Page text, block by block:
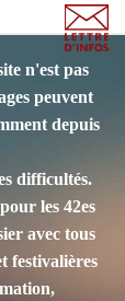
n'est pas
peuvent
depuis
difficultés.
les 42es
avec tous
festivalières